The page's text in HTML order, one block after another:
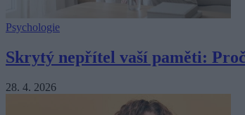
Psychologie
Skrytý nepřítel vaší paměti:
28. 4. 2026